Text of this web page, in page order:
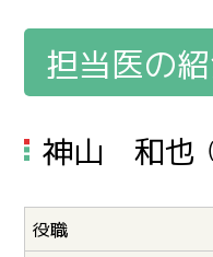
担当医の
神山 和也
役職